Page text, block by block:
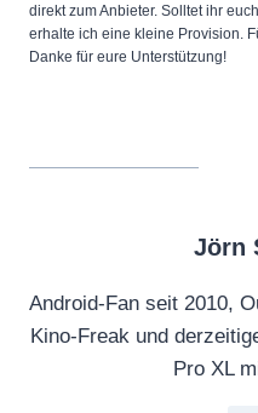
direkt zum Anbieter. Solltet ihr
erhalte ich eine kleine Provision.
Danke für eure Unterstützung!
Jörn
Android-Fan seit 2010,
Kino-Freak und
Pro XL